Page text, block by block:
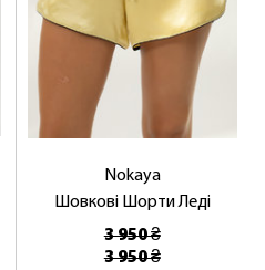
Nokaya
Шовкові Шорти Леді
3 950 ₴
3 950 ₴